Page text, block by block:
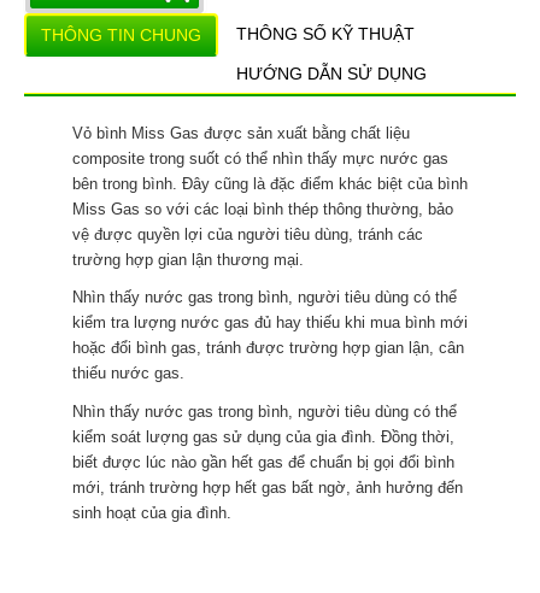
THÔNG TIN CHUNG THÔNG SỐ KỸ THUẬT
HƯỚNG DẪN SỬ DỤNG
Vỏ bình Miss Gas được sản xuất bằng chất liệu
composite trong suốt có thể nhìn thấy mực nước gas
bên trong bình. Đây cũng là đặc điểm khác biệt của bình
Miss Gas so với các loại bình thép thông thường, bảo
vệ được quyền lợi của người tiêu dùng, tránh các
trường hợp gian lận thương mại.
Nhìn thấy nước gas trong bình, người tiêu dùng có thể
kiểm tra lượng nước gas đủ hay thiếu khi mua bình mới
hoặc đổi bình gas, tránh được trường hợp gian lận, cân
thiếu nước gas.
Nhìn thấy nước gas trong bình, người tiêu dùng có thể
kiểm soát lượng gas sử dụng của gia đình. Đồng thời,
biết được lúc nào gần hết gas để chuẩn bị gọi đổi bình
mới, tránh trường hợp hết gas bất ngờ, ảnh hưởng đến
sinh hoạt của gia đình.